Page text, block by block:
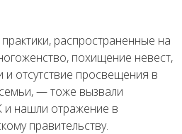
распространенные на
похищение невест,
отсутствие просвещения в
— тоже вызвали
нашли отражение в
правительству.